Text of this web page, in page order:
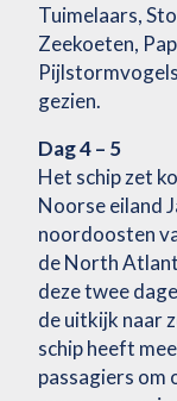
Tuimelaars,
Zeekoeten,
gezien.
Dag 4 – 5
Het schip zet
Noorse eiland
noordoosten
de North
deze twee
de uitkijk naar
schip heeft
passagiers om